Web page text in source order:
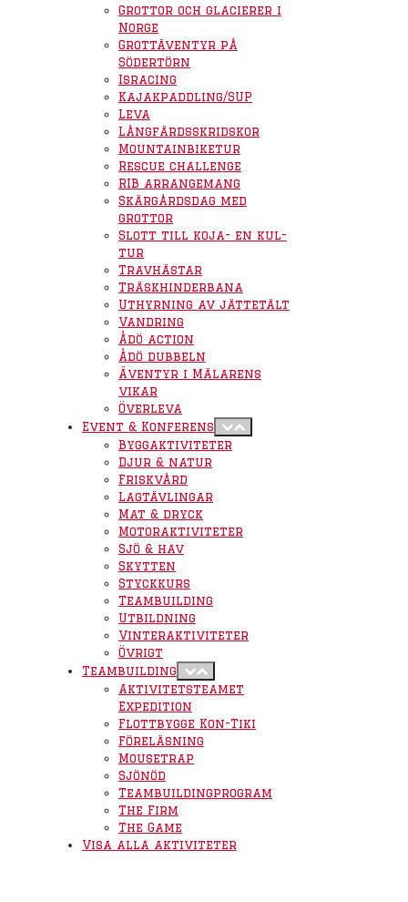
Grottor och glacierer i
Norge
Grottäventyr på
Södertörn
Isracing
Kajakpaddling/SUP
Leva
Långfärdsskridskor
Mountainbiketur
Rescue challenge
RIB arrangemang
Skärgårdsdag med
grottor
Slott till koja- en kul-
tur
Travhästar
Träskhinderbana
Uthyrning av jättetält
Vandring
Ådö action
Ådö dubbeln
Äventyr i Mälarens
vikar
Överleva
Event & Konferens
Byggaktiviteter
Djur & natur
Friskvård
Lagtävlingar
Mat & dryck
Motoraktiviteter
Sjö & hav
Skytten
Styckkurs
Teambuilding
Utbildning
Vinteraktiviteter
Övrigt
Teambuilding
Aktivitetsteamet
Expedition
Flottbygge Kon-Tiki
Föreläsning
Mousetrap
Sjönöd
Teambuildingprogram
The Firm
The Game
Visa alla aktiviteter